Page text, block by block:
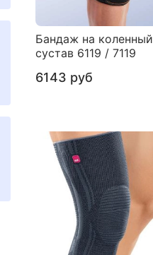
Бандаж на коленный
сустав 6119 / 7119
6143 руб